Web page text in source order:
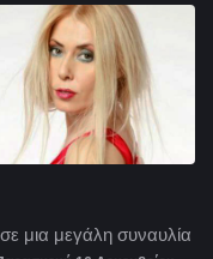
μια μεγάλη συναυλία